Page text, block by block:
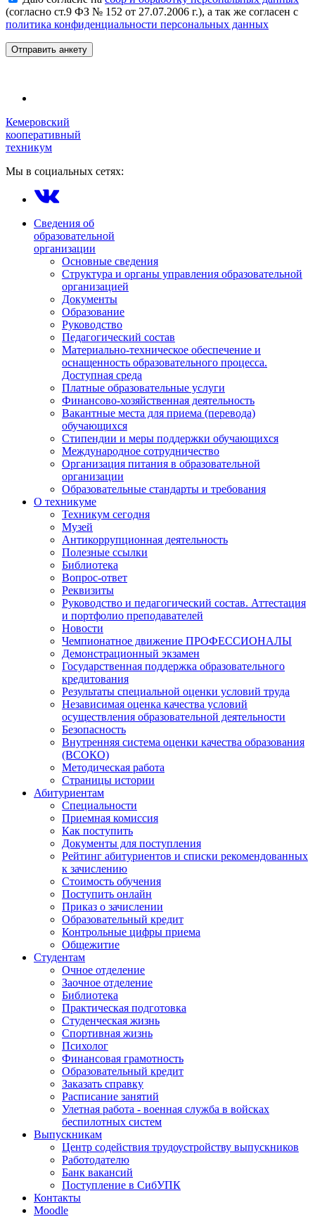
(согласно ст.9 ФЗ № 152 от 27.07.2006 г.), а так же согласен с
политика конфиденциальности персональных данных
Кемеровский
кооперативный
техникум
Мы в социальных сетях:
Сведения об
образовательной
организации
Основные сведения
Структура и органы управления образовательной
организацией
Документы
Образование
Руководство
Педагогический состав
Материально-техническое обеспечение и
оснащенность образовательного процесса.
Доступная среда
Платные образовательные услуги
Финансово-хозяйственная деятельность
Вакантные места для приема (перевода)
обучающихся
Стипендии и меры поддержки обучающихся
Международное сотрудничество
Организация питания в образовательной
организации
Образовательные стандарты и требования
О техникуме
Техникум сегодня
Музей
Антикоррупционная деятельность
Полезные ссылки
Библиотека
Вопрос-ответ
Реквизиты
Руководство и педагогический состав. Аттестация
и портфолио преподавателей
Новости
Чемпионатное движение ПРОФЕССИОНАЛЫ
Демонстрационный экзамен
Государственная поддержка образовательного
кредитования
Результаты специальной оценки условий труда
Независимая оценка качества условий
осуществления образовательной деятельности
Безопасность
Внутренняя система оценки качества образования
(ВСОКО)
Методическая работа
Страницы истории
Абитуриентам
Специальности
Приемная комиссия
Как поступить
Документы для поступления
Рейтинг абитуриентов и списки рекомендованных
к зачислению
Стоимость обучения
Поступить онлайн
Приказ о зачислении
Образовательный кредит
Контрольные цифры приема
Общежитие
Студентам
Очное отделение
Заочное отделение
Библиотека
Практическая подготовка
Студенческая жизнь
Спортивная жизнь
Психолог
Финансовая грамотность
Образовательный кредит
Заказать справку
Расписание занятий
Улетная работа - военная служба в войсках
беспилотных систем
Выпускникам
Центр содействия трудоустройству выпускников
Работодателю
Банк вакансий
Поступление в СибУПК
Контакты
Moodle